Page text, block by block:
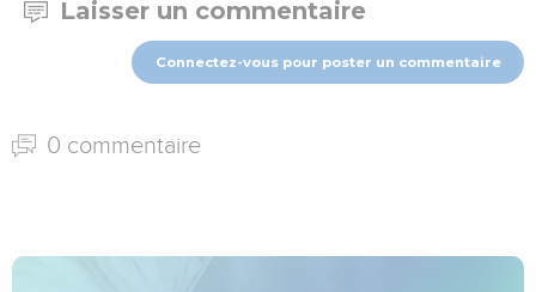
Laisser un commentaire
Connectez-vous pour poster un commentaire
0 commentaire